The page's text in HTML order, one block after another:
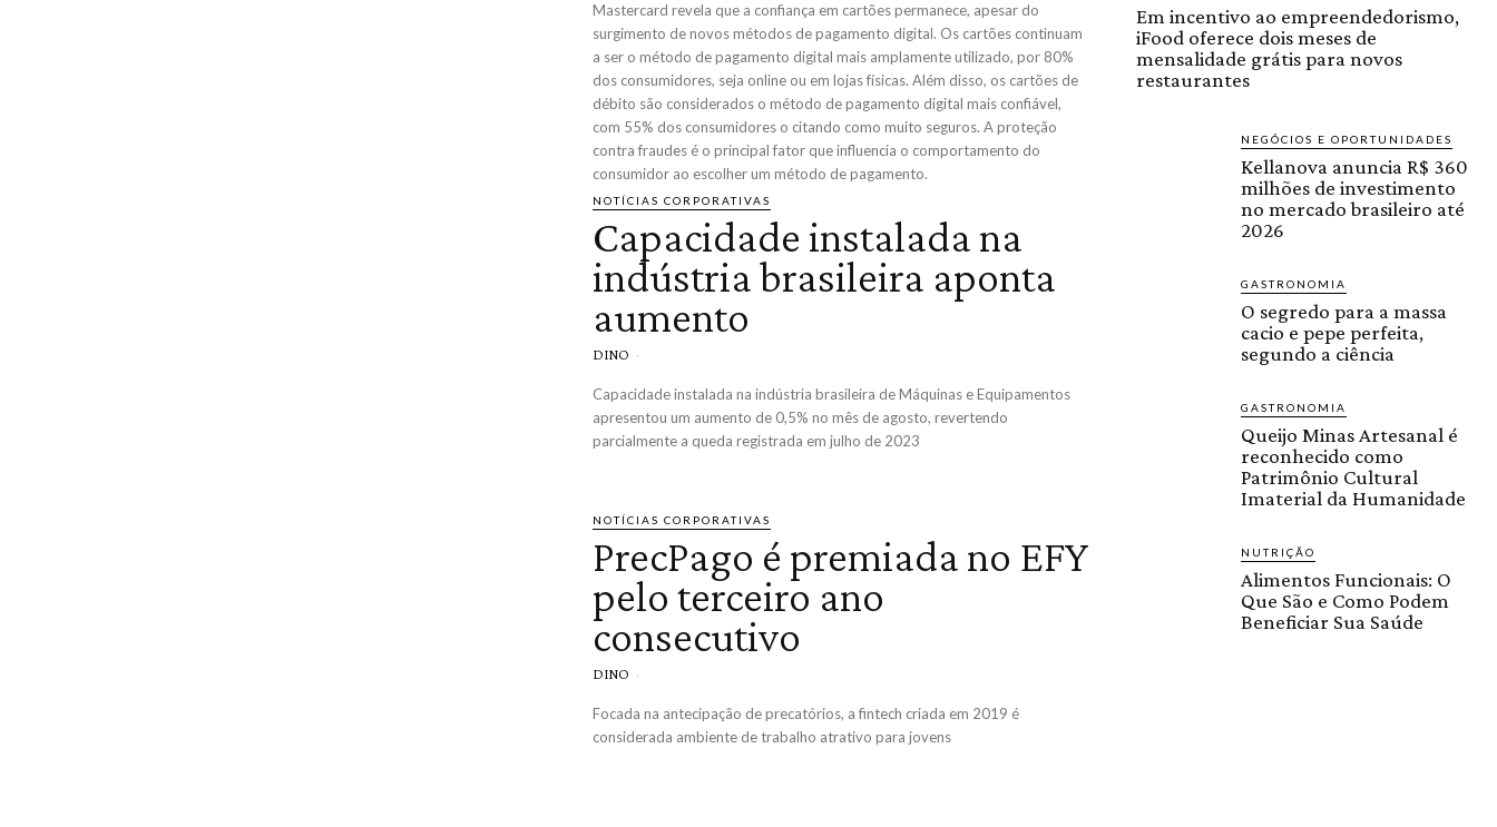
Mastercard revela que a confiança em cartões permanece, apesar do
surgimento de novos métodos de pagamento digital. Os cartões continuam
a ser o método de pagamento digital mais amplamente utilizado, por 80%
dos consumidores, seja online ou em lojas físicas. Além disso, os cartões de
débito são considerados o método de pagamento digital mais confiável,
com 55% dos consumidores o citando como muito seguros. A proteção
contra fraudes é o principal fator que influencia o comportamento do
consumidor ao escolher um método de pagamento.
NOTÍCIAS CORPORATIVAS
Capacidade instalada na
indústria brasileira aponta
aumento
DINO -
Capacidade instalada na indústria brasileira de Máquinas e Equipamentos
apresentou um aumento de 0,5% no mês de agosto, revertendo
parcialmente a queda registrada em julho de 2023
NOTÍCIAS CORPORATIVAS
PrecPago é premiada no EFY
pelo terceiro ano
consecutivo
DINO -
Focada na antecipação de precatórios, a fintech criada em 2019 é
considerada ambiente de trabalho atrativo para jovens
Em incentivo ao empreendedorismo,
iFood oferece dois meses de
mensalidade grátis para novos
restaurantes
NEGÓCIOS E OPORTUNIDADES
Kellanova anuncia R$ 360
milhões de investimento
no mercado brasileiro até
2026
GASTRONOMIA
O segredo para a massa
cacio e pepe perfeita,
segundo a ciência
GASTRONOMIA
Queijo Minas Artesanal é
reconhecido como
Patrimônio Cultural
Imaterial da Humanidade
NUTRIÇÃO
Alimentos Funcionais: O
Que São e Como Podem
Beneficiar Sua Saúde